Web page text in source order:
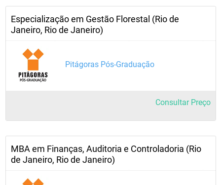
Especialização em Gestão Florestal (Rio de
Janeiro, Rio de Janeiro)
Pitágoras Pós-Graduação
Consultar Preço
MBA em Finanças, Auditoria e Controladoria (Rio
de Janeiro, Rio de Janeiro)